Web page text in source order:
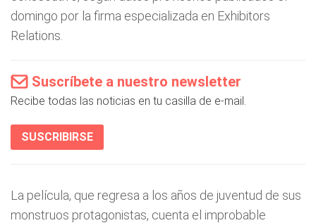
domingo por la firma especializada en Exhibitors
Relations.
Suscríbete a nuestro newsletter
Recibe todas las noticias en tu casilla de e-mail.
SUSCRIBIRSE
La película, que regresa a los años de juventud de sus
monstruos protagonistas, cuenta el improbable